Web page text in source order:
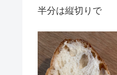
半分は縦切りで